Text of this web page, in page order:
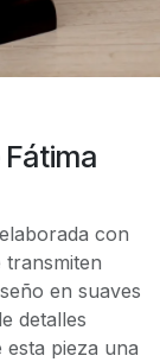
con
transmiten
en suaves
detalles
pieza una